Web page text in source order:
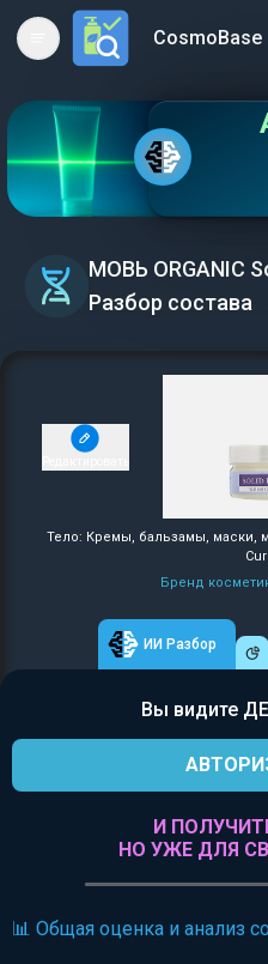
Open main menuCosmoBase
МОВЬ ORGANIC
Разбор состава
Тело: Кремы, бальзамы, маски,
Бренд
ИИ Разбор
Вы видите
И
НО УЖЕ ДЛЯ
📊 Общая оценка и анализ